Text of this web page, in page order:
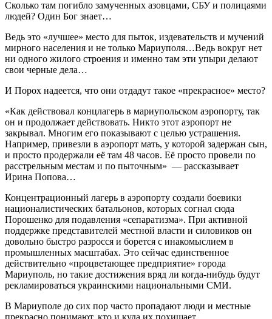
Сколько там погибло замученных азовцами, СБУ и полицаями
людей? Один Бог знает…
Ведь это «лучшее» место для пыток, издевательств и мучений
мирного населения и не только Мариуполя…Ведь вокруг нет
ни одного жилого строения и именно там эти упыри делают
свои черные дела…
И Порох надеется, что они отдадут такое «прекрасное» место?
«Как действовал концлагерь в мариупольском аэропорту, так
он и продолжает действовать. Никто этот аэропорт не
закрывал. Многим его показывают с целью устрашения.
Например, привезли в аэропорт мать, у которой задержан сын,
и просто продержали её там 48 часов. Её просто провели по
расстрельным местам и по пыточным» — рассказывает
Ирина Попова…
Концентрационный лагерь в аэропорту создали боевики
националистических батальонов, которых согнал сюда
Порошенко для подавления «сепаратизма». При активной
поддержке представителей местной власти и силовиков он
довольно быстро разросся и борется с инакомыслием в
промышленных масштабах. Это сейчас единственное
действительно «процветающее предприятие» города
Мариуполь, но такие достижения вряд ли когда-нибудь будут
рекламироваться украинскими национальными СМИ.
В Мариуполе до сих пор часто пропадают люди и местные